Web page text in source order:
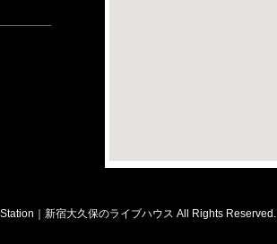
｜新宿大久保のライブハウス All Rights Reserved.